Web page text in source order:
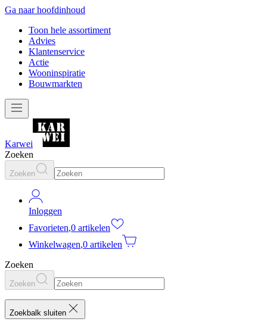
Ga naar hoofdinhoud
Toon hele assortiment
Advies
Klantenservice
Actie
Wooninspiratie
Bouwmarkten
Karwei
Zoeken
Zoeken
Inloggen
Favorieten,0 artikelen
Winkelwagen,0 artikelen
Zoeken
Zoeken
Zoekbalk sluiten